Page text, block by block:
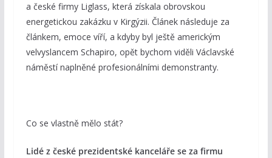
a české firmy Liglass, která získala obrovskou
energetickou zakázku v Kirgýzii. Článek následuje za
článkem, emoce víří, a kdyby byl ještě americkým
velvyslancem Schapiro, opět bychom viděli Václavské
náměstí naplněné profesionálními demonstranty.
Co se vlastně mělo stát?
Lidé z české prezidentské kanceláře se za firmu